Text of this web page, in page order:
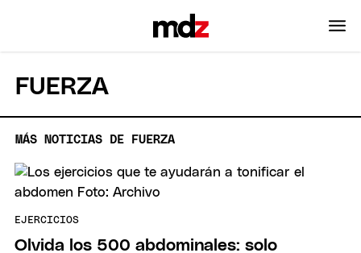
FUERZA
MÁS NOTICIAS DE FUERZA
EJERCICIOS
Olvida los 500 abdominales: solo